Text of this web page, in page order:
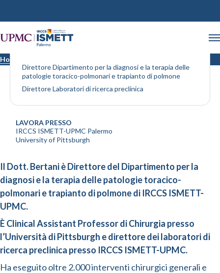
Home
Dott. Bertani Alessandro
Direttore Dipartimento per la diagnosi e la terapia delle
patologie toracico-polmonari e trapianto di polmone
Direttore Laboratori di ricerca preclinica
LAVORA PRESSO
IRCCS ISMETT-UPMC Palermo
University of Pittsburgh
Il Dott. Bertani è Direttore del Dipartimento per la
diagnosi e la terapia delle patologie toracico-
polmonari e trapianto di polmone di IRCCS ISMETT-
UPMC.
È Clinical Assistant Professor di Chirurgia presso
l’Università di Pittsburgh e direttore dei laboratori di
ricerca preclinica presso IRCCS ISMETT-UPMC.
Ha eseguito oltre 2.000 interventi chirurgici generali e